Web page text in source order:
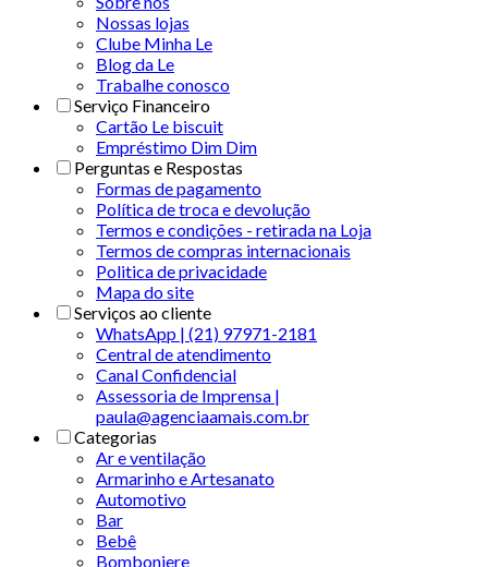
Nossas lojas
Clube Minha Le
Blog da Le
Trabalhe conosco
Serviço Financeiro
Cartão Le biscuit
Empréstimo Dim Dim
Perguntas e Respostas
Formas de pagamento
Política de troca e devolução
Termos e condições - retirada na Loja
Termos de compras internacionais
Politica de privacidade
Mapa do site
Serviços ao cliente
WhatsApp | (21) 97971-2181
Central de atendimento
Canal Confidencial
Assessoria de Imprensa |
paula@agenciaamais.com.br
Categorias
Ar e ventilação
Armarinho e Artesanato
Automotivo
Bar
Bebê
Bomboniere